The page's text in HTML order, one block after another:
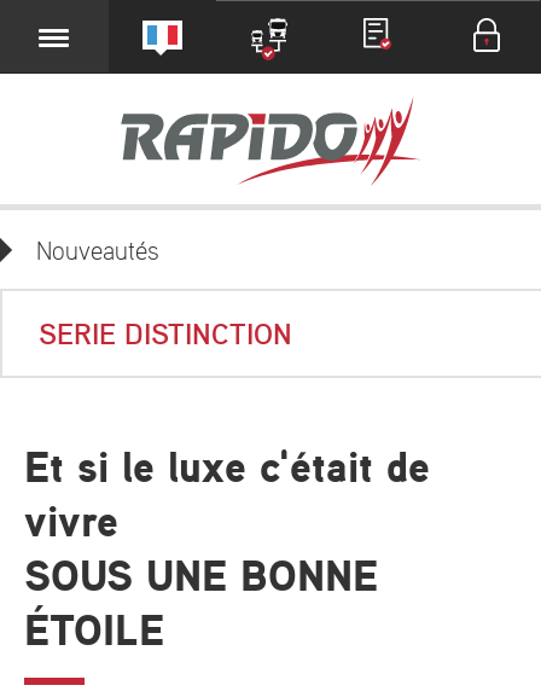
Nouveautés
SERIE DISTINCTION
Et si le luxe c'était de
vivre
SOUS UNE BONNE
ÉTOILE